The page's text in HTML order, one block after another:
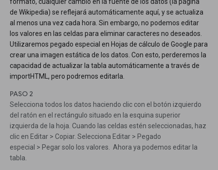
de Wikipedia) se reflejará automáticamente aquí, y se actualiza
al menos una vez cada hora. Sin embargo, no podemos editar
los valores en las celdas para eliminar caracteres no deseados.
Utilizaremos pegado especial en Hojas de cálculo de Google para
crear una imagen estática de los datos. Con esto, perderemos la
capacidad de actualizar la tabla automáticamente a través de
importHTML, pero podremos editarla.
PASO 2
Selecciona todos los datos haciendo clic con el botón izquierdo
del ratón en el rectángulo situado en la esquina superior
izquierda de la hoja. Cuando las celdas estén seleccionadas, haz
clic en Editar > Copiar. Selecciona Editar > Pegado
especial > Pegar solo los valores. Ahora ya podemos editar la
tabla.